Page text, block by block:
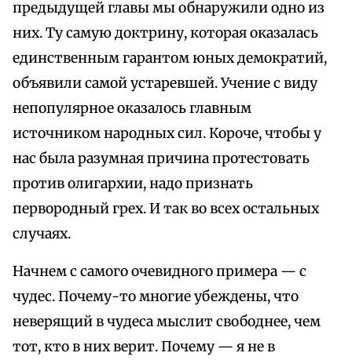
предыдущей главы мы обнаружили одно из
них. Ту самую доктрину, которая оказалась
единственным гарантом юных демократий,
объявили самой устаревшей. Учение с виду
непопулярное оказалось главным
источником народных сил. Короче, чтобы у
нас была разумная причина протестовать
против олигархии, надо признать
первородный грех. И так во всех остальных
случаях.
Начнем с самого очевидного примера — с
чудес. Почему-то многие убеждены, что
неверящий в чудеса мыслит свободнее, чем
тот, кто в них верит. Почему — я не в